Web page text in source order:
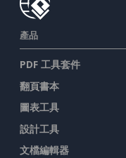
產品
PDF 工具套件
翻頁書本
圖表工具
設計工具
文檔編輯器